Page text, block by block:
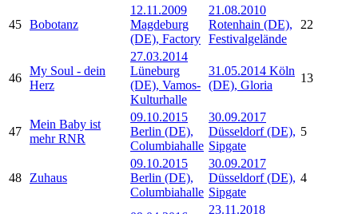
45 Bobotanz
12.11.2009
Magdeburg
(DE), Factory
21.08.2010
Rotenhain (DE),
Festivalgelände
22
46
My Soul - dein
Herz
27.03.2014
Lüneburg
(DE), Vamos-
Kulturhalle
31.05.2014 Köln
(DE), Gloria
13
47
Mein Baby ist
mehr RNR
09.10.2015
Berlin (DE),
Columbiahalle
30.09.2017
Düsseldorf (DE),
Sipgate
5
48 Zuhaus
09.10.2015
Berlin (DE),
Columbiahalle
30.09.2017
Düsseldorf (DE),
Sipgate
4
23.11.2018